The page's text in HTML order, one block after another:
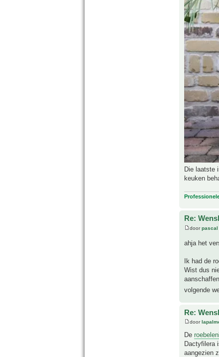
Die laatste
keuken
Re:
doorpascal
ahja het
Ik had de
Wist dus
volgende
Re:
door
De
Dactyfilera
aangezien